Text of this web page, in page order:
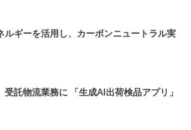
ルギーを活用し、カーボンニュートラル実
託物流業務に 「生成AI出荷検品アプリ」